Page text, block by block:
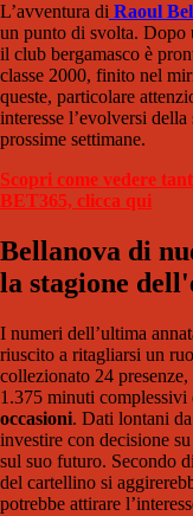
L’avventura di Raoul
un punto di svolta. Dopo
il club bergamasco è
classe 2000, finito nel
queste, particolare
interesse l’evolversi
prossime settimane.
Scopri come vedere
BET365, clicca qui
Bellanova di
la stagione
I numeri dell’ultima
riuscito a ritagliarsi un
collezionato 24
1.375 minuti complessivi
occasioni. Dati lontani
investire con decisione
sul suo futuro. Secondo
del cartellino si
potrebbe attirare